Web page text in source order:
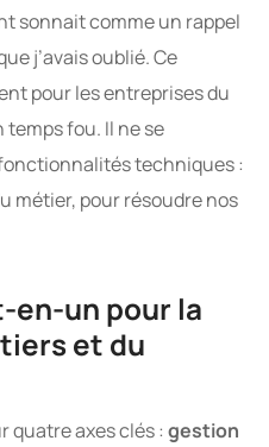
sonnait comme un rappel
j’avais oublié. Ce
pour les entreprises du
temps fou. Il ne se
techniques :
métier, pour résoudre nos
en-un pour la
et du
quatre axes clés : gestion